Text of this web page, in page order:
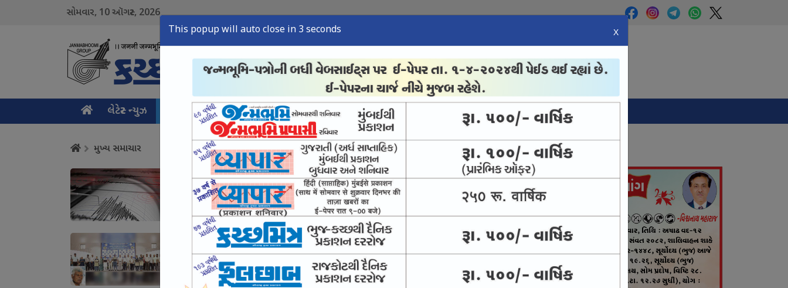
સોમવાર, 10ઑગસ્ટ, 2026
લેટેસ્ટ ન્યુઝ મુખ્ય સમાચાર ક્રાઇમ ન્યુઝ સ્પોર્ટ્સ ન્યુઝ તંત્રી લેખ ઈ-પેપર
This popup will auto close in 2 seconds X
મુખ્ય સમાચાર
કુડા નજીક 3.3ના કંપનથી ધરા ધ્રૂજી
August 10, Mon, 2026
કેરા-કુન્દનપર લેવા પટેલ શિક્ષણ ટ્રસ્ટે બોર્ડ પરીક્ષામાં એ-વન ગ્રેડ પાંચ છાત્ર-છાત્રાને
લેપટોપ આપ્યાં
August 10, Mon, 2026
Panchang